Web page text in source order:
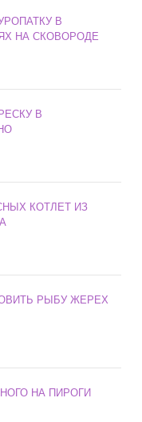
В
НА СКОВОРОДЕ
В
КОТЛЕТ ИЗ
РЫБУ ЖЕРЕХ
НА ПИРОГИ